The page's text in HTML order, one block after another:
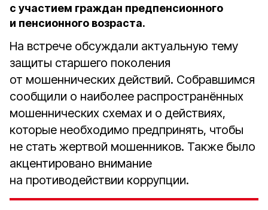
с участием граждан предпенсионного
и пенсионного возраста.
На встрече обсуждали актуальную тему
защиты старшего поколения
от мошеннических действий. Собравшимся
сообщили о наиболее распространённых
мошеннических схемах и о действиях,
которые необходимо предпринять, чтобы
не стать жертвой мошенников. Также было
акцентировано внимание
на противодействии коррупции.